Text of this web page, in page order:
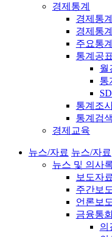
경제통계
경제통
경제통
주요통
통계공
월
통
통계조
통계검색
경제교육
뉴스/자료 뉴스/자료
뉴스 및 의사
보도자료
주간보
언론보
금융통
의